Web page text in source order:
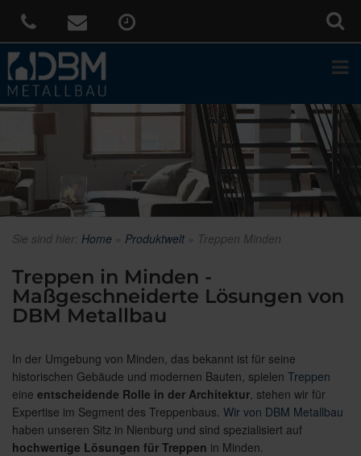
Sie sind hier: Home » Produktwelt » Treppen Minden
Treppen in Minden -
Maßgeschneiderte Lösungen von
DBM Metallbau
In der Umgebung von Minden, das bekannt ist für seine
historischen Gebäude und modernen Bauten, spielen Treppen
eine entscheidende Rolle in der Architektur , stehen wir für
Expertise im Segment des Treppenbaus. Wir von DBM Metallbau
haben unseren Sitz in Nienburg und sind spezialisiert auf
hochwertige Lösungen für Treppen in Minden.